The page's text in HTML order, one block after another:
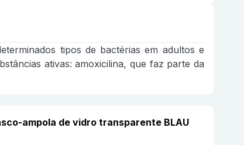
tipos de bactérias em adultos e
ativas: amoxicilina, que faz parte da
ampola de vidro transparente BLAU